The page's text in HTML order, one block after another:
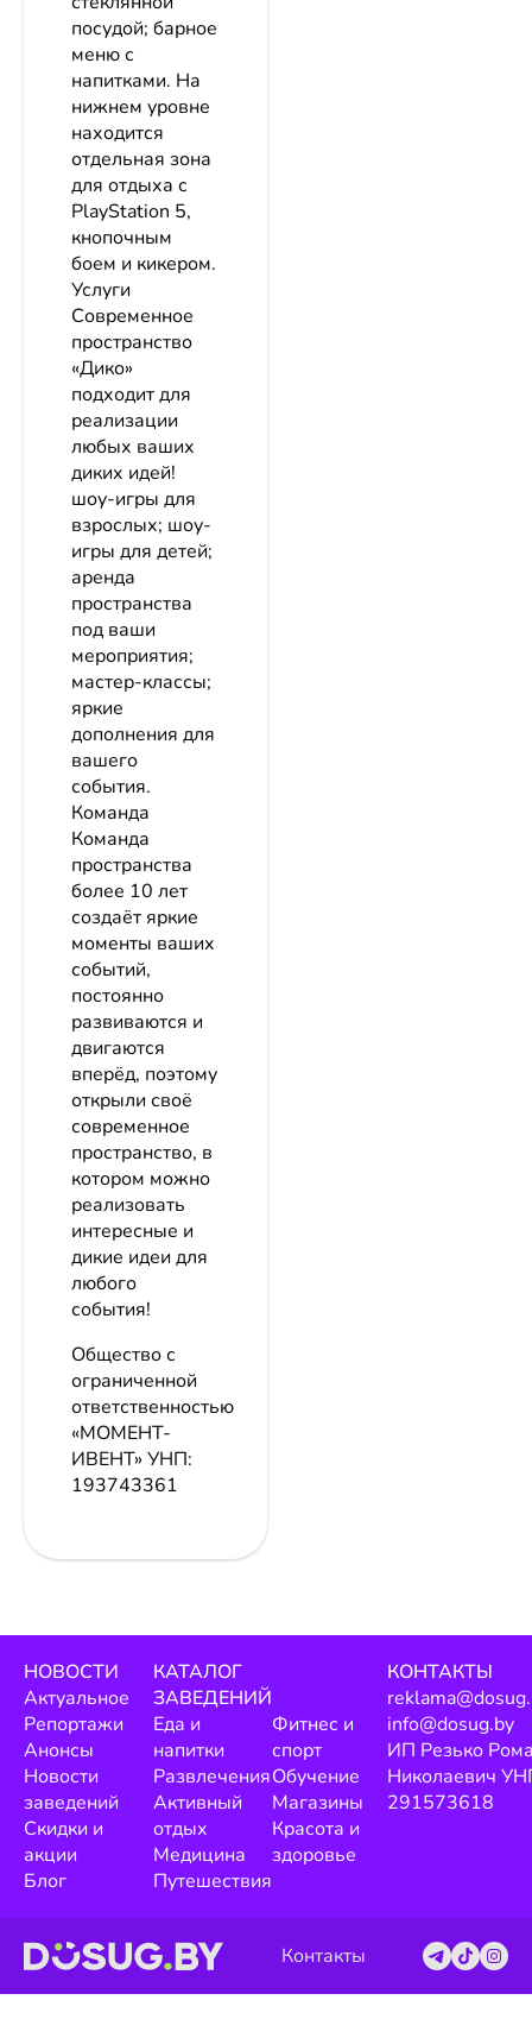
посудой; барное
меню с
напитками. На
нижнем уровне
находится
отдельная зона
для отдыха с
PlayStation 5,
кнопочным
боем и кикером.
Услуги
Современное
пространство
«Дико»
подходит для
реализации
любых ваших
диких идей!
шоу-игры для
взрослых; шоу-
игры для детей;
аренда
пространства
под ваши
мероприятия;
мастер-классы;
яркие
дополнения для
вашего
события.
Команда
Команда
пространства
более 10 лет
создаёт яркие
моменты ваших
событий,
постоянно
развиваются и
двигаются
вперёд, поэтому
открыли своё
современное
пространство, в
котором можно
реализовать
интересные и
дикие идеи для
любого
события!
Общество с
ограниченной
ответственностью
«МОМЕНТ-
ИВЕНТ» УНП:
193743361
НОВОСТИ
Актуальное
Репортажи
Анонсы
Новости
заведений
Скидки и
акции
Блог
КАТАЛОГ
ЗАВЕДЕНИЙ
Еда и
напитки
Развлечения
Активный
отдых
Медицина
Путешествия
Фитнес и
спорт
Обучение
Магазины
Красота и
здоровье
КОНТАКТЫ
info@dosug.by
ИП Резько
Николаевич
291573618
Контакты